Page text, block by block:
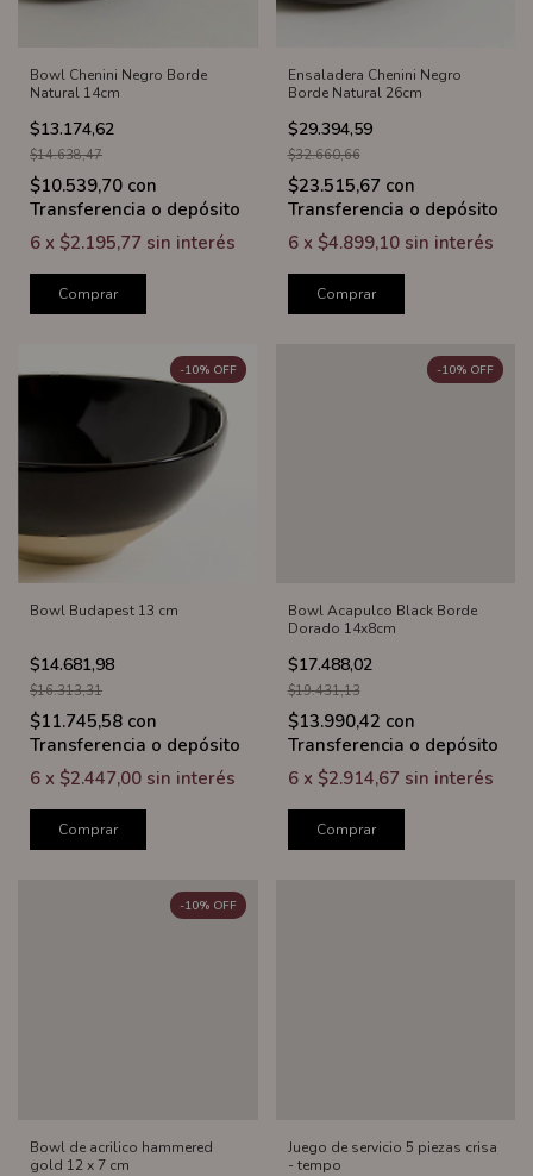
Bowl Chenini Negro Borde
Natural 14cm
$13.174,62
$14.638,47
$10.539,70 con
Transferencia o depósito
6 x $2.195,77 sin interés
Comprar
Ensaladera Chenini Negro
Borde Natural 26cm
$29.394,59
$32.660,66
$23.515,67 con
Transferencia o depósito
6 x $4.899,10 sin interés
Comprar
Bowl Budapest 13 cm
$14.681,98
-10% OFF
$16.313,31
$11.745,58 con
Transferencia o depósito
6 x $2.447,00 sin interés
Comprar
Bowl Acapulco Black Borde
Dorado 14x8cm
$17.488,02
-10% OFF
$19.431,13
$13.990,42 con
Transferencia o depósito
6 x $2.914,67 sin interés
Comprar
Bowl de acrilico hammered
gold 12 x 7 cm
-10% OFF
Juego de servicio 5 piezas crisa
- tempo